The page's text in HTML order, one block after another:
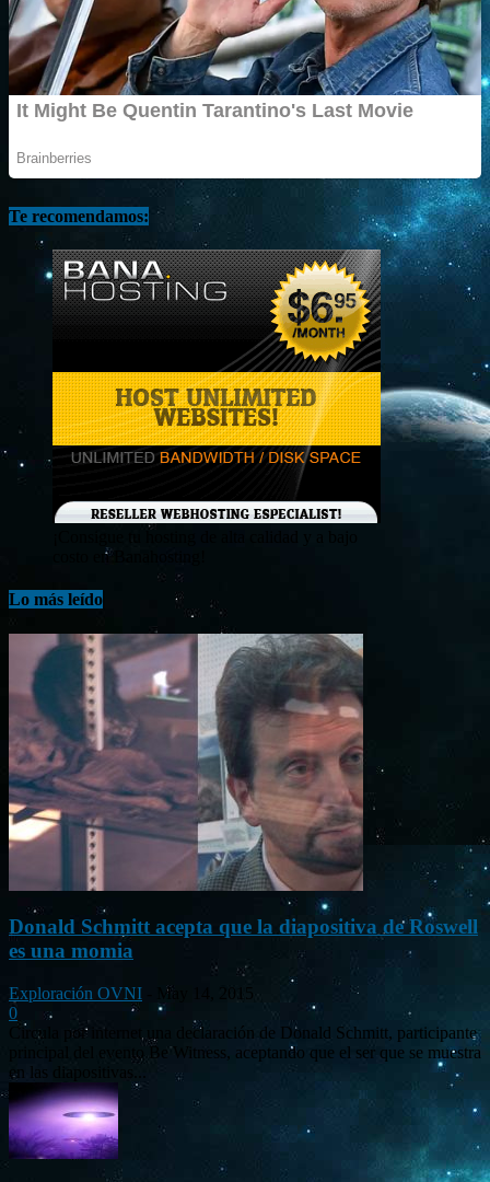
Te recomendamos:
costo en Banahosting!
Lo más leído
Donald Schmitt acepta que la diapositiva de Roswell
es una momia
Exploración OVNI
May 14, 2015
0
Circula por internet una declaración de Donald Schmitt, participante
principal del evento Be Witness, aceptando que el ser que se muestra
en las diapositivas...